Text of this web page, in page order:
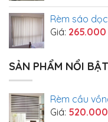
Rèm sáo dọc
Giá: 265.000
SẢN PHẨM NỔI BẬT
Rèm cầu
Giá: